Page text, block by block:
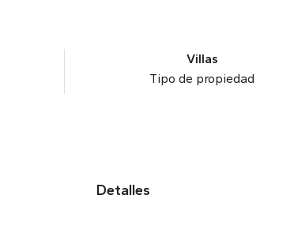
Villas
Tipo de propiedad
Detalles